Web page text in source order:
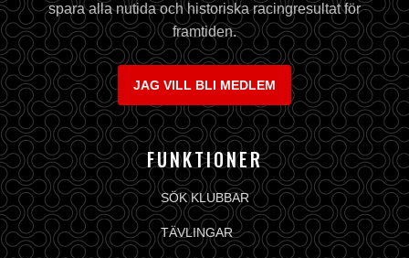
spara alla nutida och historiska racingresultat för
framtiden.
JAG VILL BLI MEDLEM
FUNKTIONER
SÖK KLUBBAR
TÄVLINGAR